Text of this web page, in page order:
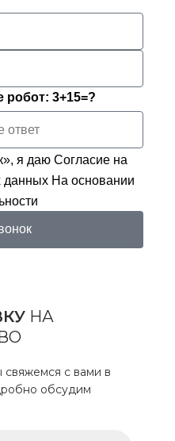
робот: 3+15=?
я даю Согласие на
данных На основании
НА
с вами в
обсудим